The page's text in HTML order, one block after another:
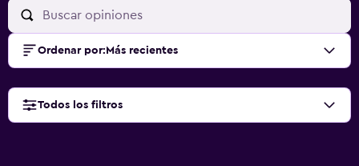
Ordenar por: Más recientes
Todos los filtros